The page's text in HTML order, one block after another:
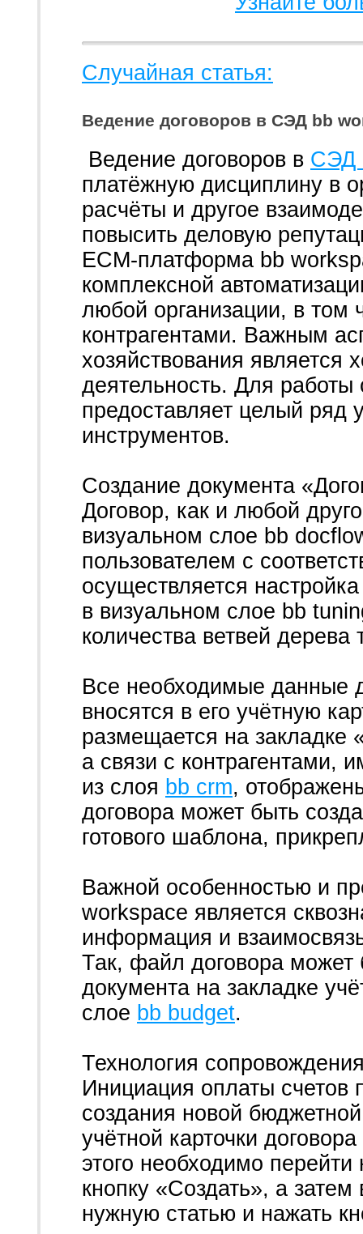
Случайная статья:
Ведение договоров в СЭД bb
Ведение договоров в СЭД
платёжную дисциплину в
расчёты и другое
повысить деловую
ECM-платформа bb
комплексной
любой организации, в том
контрагентами. Важным
хозяйствования является
деятельность. Для
предоставляет целый ряд
инструментов.
Создание документа
Договор, как и любой
визуальном слое bb
пользователем с
осуществляется
в визуальном слое bb
количества ветвей дерева
Все необходимые данные
вносятся в его учётную
размещается на закладке
а связи с контрагентами,
из слоя bb crm,
договора может быть
готового шаблона,
Важной особенностью и
workspace является
информация и
Так, файл договора может
документа на закладке
слое bb budget.
Технология
Инициация оплаты счетов
создания новой
учётной карточки
этого необходимо
кнопку «Создать», а
нужную статью и нажать